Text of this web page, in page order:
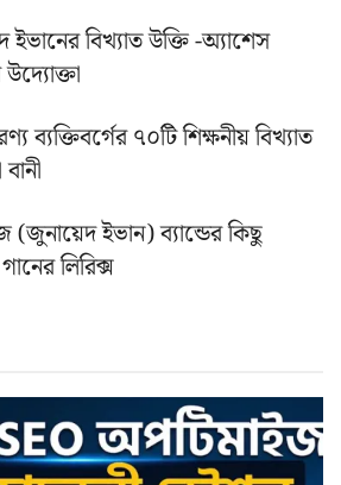
ইভানের বিখ্যাত উক্তি -অ্যাশেস
উদ্যোক্তা
ব্যক্তিবর্গের ৭০টি শিক্ষনীয় বিখ্যাত
(জুনায়েদ ইভান) ব্যান্ডের কিছু
লিরিক্স